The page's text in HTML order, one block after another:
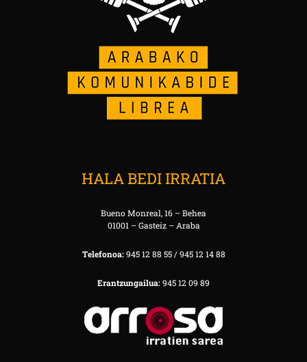
HALA BEDI IRRATIA
Bueno Monreal, 16 – Behea
01001 – Gasteiz – Araba
Telefonoa:945 12 88 55 / 945 12 14 88
Erantzungailua:945 12 09 89